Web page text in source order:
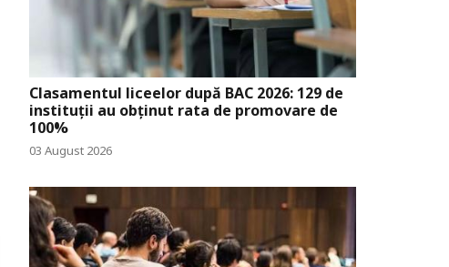
Clasamentul liceelor după BAC 2026: 129 de
instituții au obținut rata de promovare de
100%
03 August 2026